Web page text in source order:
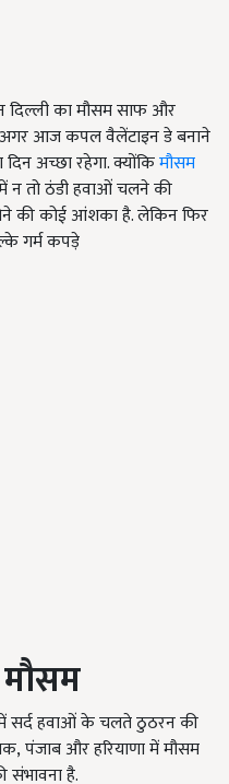
दिल्ली का मौसम साफ और
अगर आज कपल वैलेंटाइनडे बनाने
अच्छा रहेगा. क्योंकिमौसम
न तो ठंडी हवाओं चलने की
की कोई आंशका है. लेकिन फिर
गर्म कपड़े
सर्द हवाओं के चलते ठुठरन की
पंजाब और हरियाणा में मौसम
संभावना है.